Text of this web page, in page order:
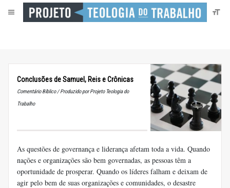
Conclusões de Samuel, Reis e Crônicas
Comentário Bíblico / Produzido por Projeto Teologia do
Trabalho
As questões de governança e liderança afetam toda a vida. Quando
nações e organizações são bem governadas, as pessoas têm a
oportunidade de prosperar. Quando os líderes falham e deixam de
agir pelo bem de suas organizações e comunidades, o desastre